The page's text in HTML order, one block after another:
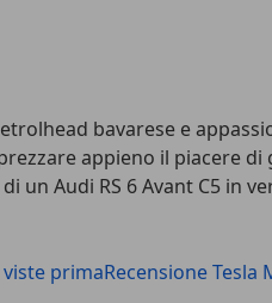
bavarese e
appieno il piacere
Audi RS 6 Avant C5 in
primaRecensione Tesla